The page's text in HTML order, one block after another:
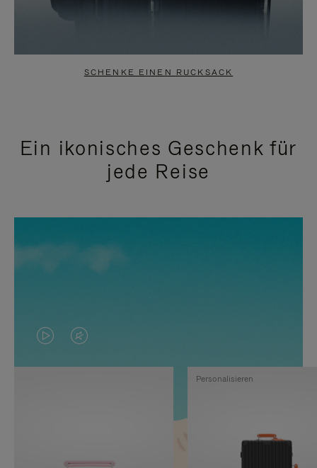
SCHENKE EINEN RUCKSACK
Ein ikonisches Geschenk für
jede Reise
DAS
VIDEO
VIDEO
IST
Personalisieren